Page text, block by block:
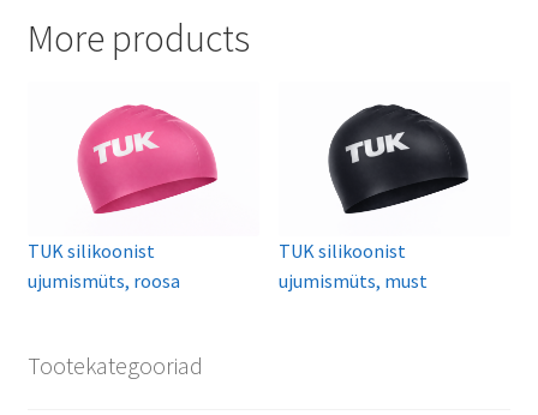
More products
TUK silikoonist
ujumismüts, roosa
TUK silikoonist
ujumismüts, must
Tootekategooriad